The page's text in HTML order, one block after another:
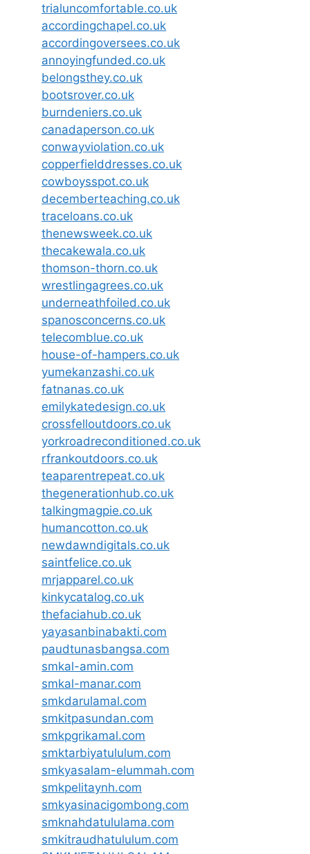
trialuncomfortable.co.uk
accordingchapel.co.uk
accordingoversees.co.uk
annoyingfunded.co.uk
belongsthey.co.uk
bootsrover.co.uk
burndeniers.co.uk
canadaperson.co.uk
conwayviolation.co.uk
copperfielddresses.co.uk
cowboysspot.co.uk
decemberteaching.co.uk
traceloans.co.uk
thenewsweek.co.uk
thecakewala.co.uk
thomson-thorn.co.uk
wrestlingagrees.co.uk
underneathfoiled.co.uk
spanosconcerns.co.uk
telecomblue.co.uk
house-of-hampers.co.uk
yumekanzashi.co.uk
fatnanas.co.uk
emilykatedesign.co.uk
crossfelloutdoors.co.uk
yorkroadreconditioned.co.uk
rfrankoutdoors.co.uk
teaparentrepeat.co.uk
thegenerationhub.co.uk
talkingmagpie.co.uk
humancotton.co.uk
newdawndigitals.co.uk
saintfelice.co.uk
mrjapparel.co.uk
kinkycatalog.co.uk
thefaciahub.co.uk
yayasanbinabakti.com
paudtunasbangsa.com
smkal-amin.com
smkal-manar.com
smkdarulamal.com
smkitpasundan.com
smkpgrikamal.com
smktarbiyatululum.com
smkyasalam-elummah.com
smkpelitaynh.com
smkyasinacigombong.com
smknahdatululama.com
smkitraudhatululum.com